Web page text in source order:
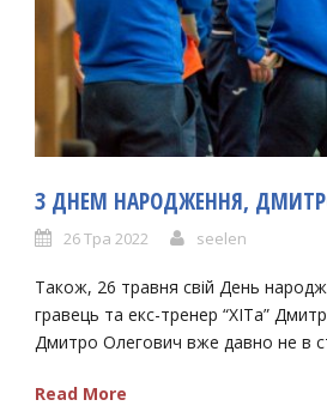
З ДНЕМ НАРОДЖЕННЯ,
26 Тра 2022 seelen
Також, 26 травня свій День
гравець та екс-тренер “ХІТа”
Дмитро Олегович вже давно не в
Read More